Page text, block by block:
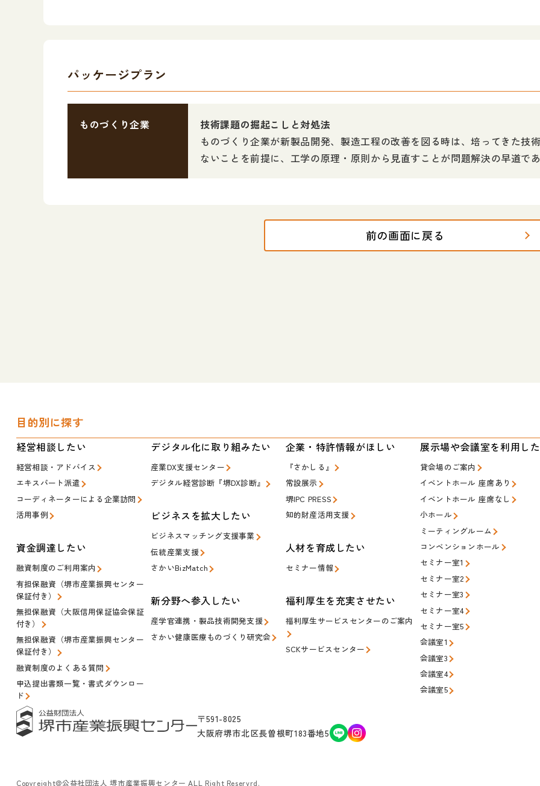
パッケージプラン
ものづくり企業
技術課題の掘起こしと対処法
ものづくり企業が新製品開発、製造工程の改善を図る時は、培ってきた技
ないことを前提に、工学の原理・原則から見直すことが問題解決の早道で
前の画面に戻る
〒591-8025
大阪府堺市北区長曽根町183番地5
目的別に探す
経営相談したい
経営相談・アドバイス
エキスパート派遣
コーディネーターによる企業訪問
活用事例
資金調達したい
融資制度のご利用案内
有担保融資（堺市産業振興センター
保証付き）
無担保融資（大阪信用保証協会保証
付き）
無担保融資（堺市産業振興センター
保証付き）
融資制度のよくある質問
申込提出書類一覧・書式ダウンロー
ド
デジタル化に取り組みたい
産業DX支援センター
デジタル経営診断『堺DX診断』
ビジネスを拡大したい
ビジネスマッチング支援事業
伝統産業支援
さかいBizMatch
新分野へ参入したい
産学官連携・製品技術開発支援
さかい健康医療ものづくり研究会
企業・特許情報がほしい
『さかしる』
常設展示
堺IPC PRESS
知的財産活用支援
人材を育成したい
セミナー情報
福利厚生を充実させたい
福利厚生サービスセンターのご案内
SCKサービスセンター
展示場や会議室を利用し
貸会場のご案内
イベントホール 座席あり
イベントホール 座席なし
小ホール
ミーティングルーム
コンベンションホール
セミナー室1
セミナー室2
セミナー室3
セミナー室4
セミナー室5
会議室1
会議室3
会議室4
会議室5
Copyreight@公益社団法人 堺市産業振興センター ALL Right Reservrd.